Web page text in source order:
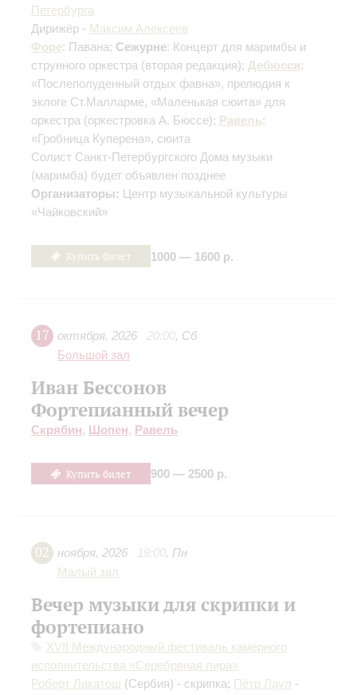
Петербурга
Дирижёр - Максим Алексеев
Форе: Павана; Сежурне: Концерт для маримбы и
струнного оркестра (вторая редакция); Дебюсси:
«Послеполуденный отдых фавна», прелюдия к
эклоге Ст.Малларме, «Маленькая сюита» для
оркестра (оркестровка А. Бюссе); Равель:
«Гробница Куперена», сюита
Солист Санкт-Петербургского Дома музыки
(маримба) будет объявлен позднее
Организаторы: Центр музыкальной культуры
«Чайковский»
Купить билет 1000 — 1600 р.
17 октября, 2026 20:00, Сб
Большой зал
Иван Бессонов
Фортепианный вечер
Скрябин, Шопен, Равель
Купить билет 900 — 2500 р.
02 ноября, 2026 19:00, Пн
Малый зал
Вечер музыки для скрипки и
фортепиано
XVII Международный фестиваль камерного
исполнительства «Серебряная лира»
Роберт Лакатош (Сербия) - скрипка; Пётр Лаул -